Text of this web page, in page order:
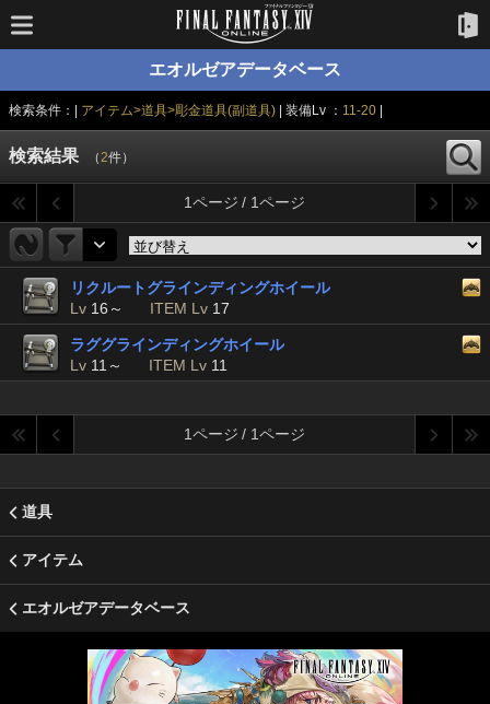
エオルゼアデータベース
検索条件：| アイテム>道具>彫金道具(副道具) | 装備Lv ： 11-20
検索結果 （2件）
1ページ / 1ページ
リクルートグラインディングホイール
Lv 16～ ITEM Lv 17
ラググラインディングホイール
Lv 11～ ITEM Lv 11
1ページ / 1ページ
道具
アイテム
エオルゼアデータベース